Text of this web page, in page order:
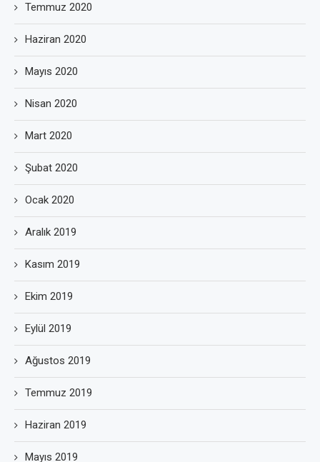
Temmuz 2020
Haziran 2020
Mayıs 2020
Nisan 2020
Mart 2020
Şubat 2020
Ocak 2020
Aralık 2019
Kasım 2019
Ekim 2019
Eylül 2019
Ağustos 2019
Temmuz 2019
Haziran 2019
Mayıs 2019